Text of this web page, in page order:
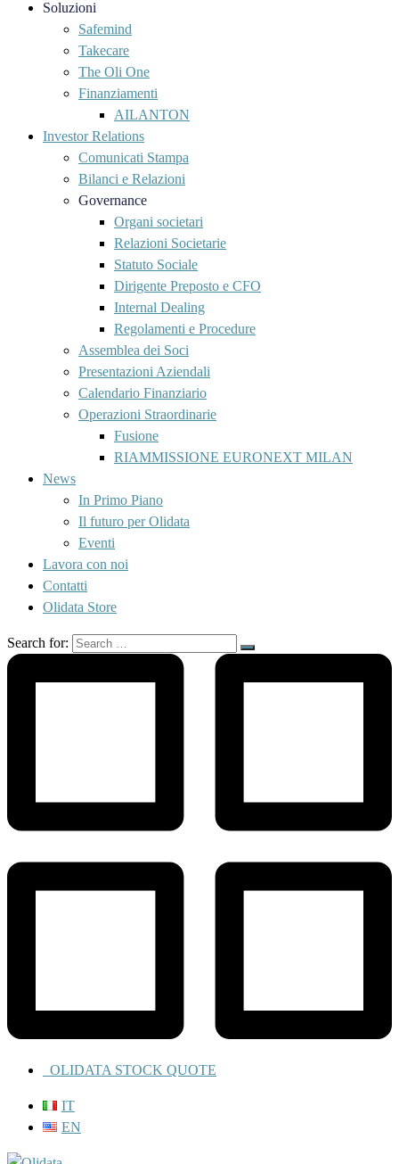
Soluzioni
Safemind
Takecare
The Oli One
Finanziamenti
AILANTON
Investor Relations
Comunicati Stampa
Bilanci e Relazioni
Governance
Organi societari
Relazioni Societarie
Statuto Sociale
Dirigente Preposto e CFO
Internal Dealing
Regolamenti e Procedure
Assemblea dei Soci
Presentazioni Aziendali
Calendario Finanziario
Operazioni Straordinarie
Fusione
RIAMMISSIONE EURONEXT MILAN
News
In Primo Piano
Il futuro per Olidata
Eventi
Lavora con noi
Contatti
Olidata Store
Search for:
OLIDATA STOCK QUOTE
IT
EN